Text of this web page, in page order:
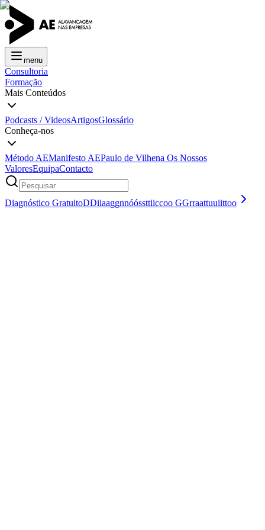
menu
Consultoria
Formação
Mais Conteúdos
Podcasts / VideosArtigosGlossário
Conheça-nos
Método AEManifesto AEPaulo de Vilhena Os Nossos
ValoresEquipaContacto
Diagnóstico GratuitoDDiiaaggnnóóssttiiccoo GGrraattuuiittoo